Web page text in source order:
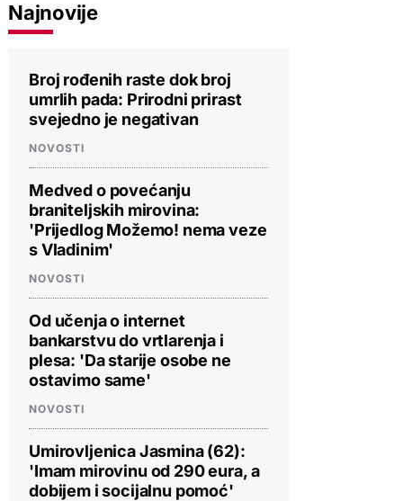
Najnovije
Broj rođenih raste dok broj
umrlih pada: Prirodni prirast
svejedno je negativan
NOVOSTI
Medved o povećanju
braniteljskih mirovina:
'Prijedlog Možemo! nema veze
s Vladinim'
NOVOSTI
Od učenja o internet
bankarstvu do vrtlarenja i
plesa: 'Da starije osobe ne
ostavimo same'
NOVOSTI
Umirovljenica Jasmina (62):
'Imam mirovinu od 290 eura, a
dobijem i socijalnu pomoć'